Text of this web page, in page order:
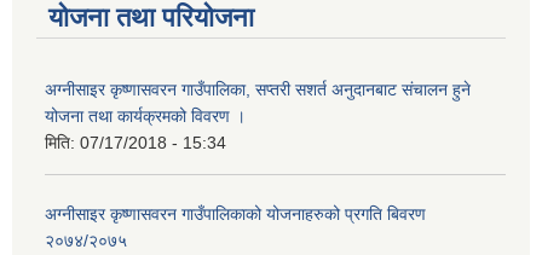
योजना तथा परियोजना
अग्नीसाइर कृष्णासवरन गाउँपालिका, सप्तरी सशर्त अनुदानबाट संचालन हुने
योजना तथा कार्यक्रमको विवरण ।
मिति: 07/17/2018 - 15:34
अग्नीसाइर कृष्णासवरन गाउँपालिकाको योजनाहरुको प्रगति बिवरण
२०७४/२०७५